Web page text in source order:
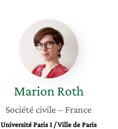
Marion
Roth
Marion Roth
Société civile – France
Université Paris 1 / Ville de Paris